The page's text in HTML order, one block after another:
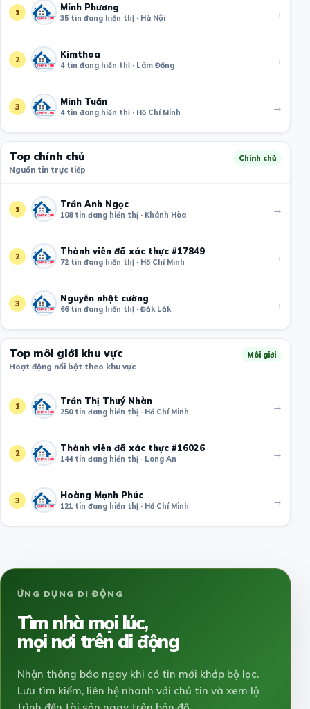
1 Minh Phương
35 tin đang hiển thị · Hà Nội →
2 Kimthoa
4 tin đang hiển thị · Lâm Đồng →
3 Minh Tuấn
4 tin đang hiển thị · Hồ Chí Minh →
Top chính chủ
Nguồn tin trực tiếp
Chính chủ
1 Trần Anh Ngọc
108 tin đang hiển thị · Khánh Hòa →
2 Thành viên đã xác thực #17849
72 tin đang hiển thị · Hồ Chí Minh →
3 Nguyễn nhật cường
66 tin đang hiển thị · Đắk Lắk →
Top môi giới khu vực
Hoạt động nổi bật theo khu vực
Môi giới
1 Trần Thị Thuý Nhàn
250 tin đang hiển thị · Hồ Chí Minh →
2 Thành viên đã xác thực #16026
144 tin đang hiển thị · Long An →
3 Hoàng Mạnh Phúc
121 tin đang hiển thị · Hồ Chí Minh →
ỨNG DỤNG DI ĐỘNG
Tìm nhà mọi lúc,
mọi nơi trên di động
Nhận thông báo ngay khi có tin mới khớp bộ lọc.
Lưu tìm kiếm, liên hệ nhanh với chủ tin và xem lộ